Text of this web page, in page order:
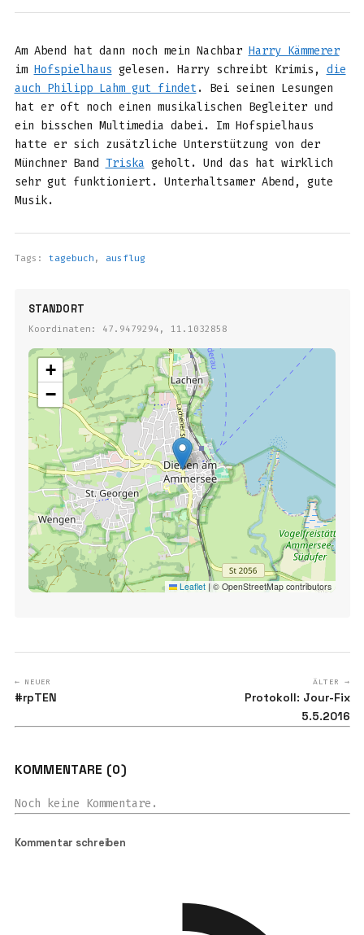
Am Abend hat dann noch mein Nachbar Harry Kämmerer
im Hofspielhaus gelesen. Harry schreibt Krimis, die
auch Philipp Lahm gut findet. Bei seinen Lesungen
hat er oft noch einen musikalischen Begleiter und
ein bisschen Multimedia dabei. Im Hofspielhaus
hatte er sich zusätzliche Unterstützung von der
Münchner Band Triska geholt. Und das hat wirklich
sehr gut funktioniert. Unterhaltsamer Abend, gute
Musik.
Tags: tagebuch , ausflug
STANDORT
Koordinaten: 47.9479294, 11.1032858
+
−
Leaflet | © OpenStreetMap contributors
← NEUER
#rpTEN
ÄLTER →
Protokoll: Jour-Fix
5.5.2016
KOMMENTARE (0)
Noch keine Kommentare.
Kommentar schreiben